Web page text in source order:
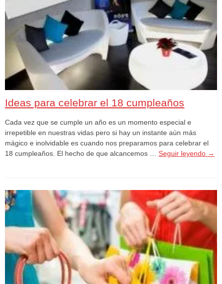
Ideas para celebrar el 18 cumpleaños
Cada vez que se cumple un año es un momento especial e
irrepetible en nuestras vidas pero si hay un instante aún más
mágico e inolvidable es cuando nos preparamos para celebrar el
18 cumpleaños. El hecho de que alcancemos … Seguir leyendo →